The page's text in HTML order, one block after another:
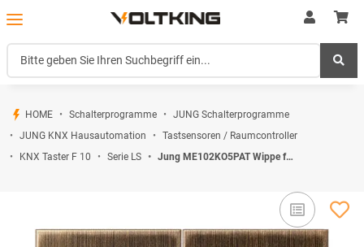
HOME Schalterprogramme
JUNG Schalterprogramme
JUNG KNX Hausautomation
Tastsensoren / Raumcontroller
KNX Taster F 10
Serie LS Jung ME102KO5PAT Wippe für Serientaster Lichtleiter Pfeile (Messing Antik) Serie LS